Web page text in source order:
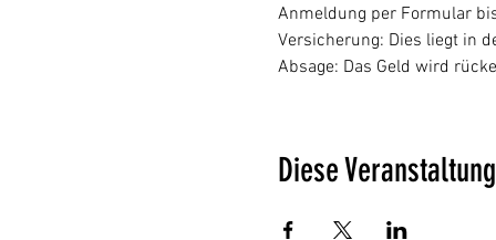
Anmeldung per Formular
Versicherung: Dies liegt in
Absage: Das Geld wird
Diese